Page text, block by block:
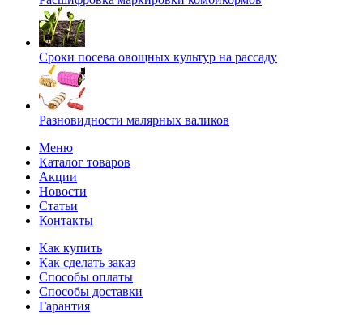
Сроки посева овощных культур на рассаду
Разновидности малярных валиков
Меню
Каталог товаров
Акции
Новости
Статьи
Контакты
Как купить
Как сделать заказ
Способы оплаты
Способы доставки
Гарантия